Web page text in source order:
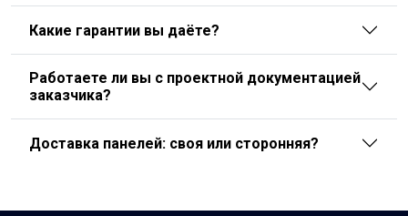
Какие гарантии вы даёте?
Работаете ли вы с проектной документацией
заказчика?
Доставка панелей: своя или сторонняя?